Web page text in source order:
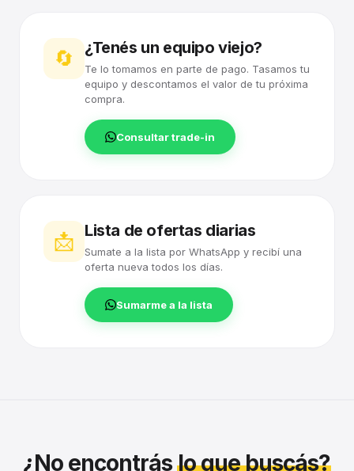
🔄 ¿Tenés un equipo viejo?
Te lo tomamos en parte de pago. Tasamos tu
equipo y descontamos el valor de tu próxima
compra.
Consultar trade-in
📩 Lista de ofertas diarias
Sumate a la lista por WhatsApp y recibí una
oferta nueva todos los días.
Sumarme a la lista
¿No encontráslo que buscás?